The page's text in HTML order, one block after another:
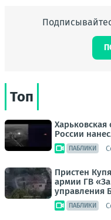
Топ
России
ПАБЛИКИ
Пристен
армии ГВ
управления
ПАБЛИКИ